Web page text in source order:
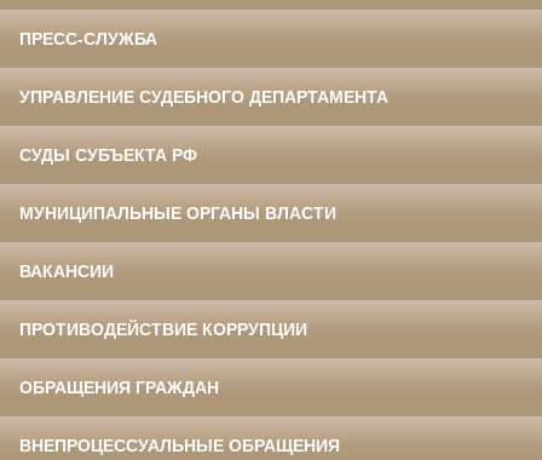
ПРЕСС-СЛУЖБА
УПРАВЛЕНИЕ СУДЕБНОГО ДЕПАРТАМЕНТА
СУДЫ СУБЪЕКТА РФ
МУНИЦИПАЛЬНЫЕ ОРГАНЫ ВЛАСТИ
ВАКАНСИИ
ПРОТИВОДЕЙСТВИЕ КОРРУПЦИИ
ОБРАЩЕНИЯ ГРАЖДАН
ВНЕПРОЦЕССУАЛЬНЫЕ ОБРАЩЕНИЯ